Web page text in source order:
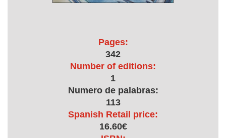
Pages:
342
Number of editions:
1
Numero de palabras:
113
Spanish Retail price:
16.60€